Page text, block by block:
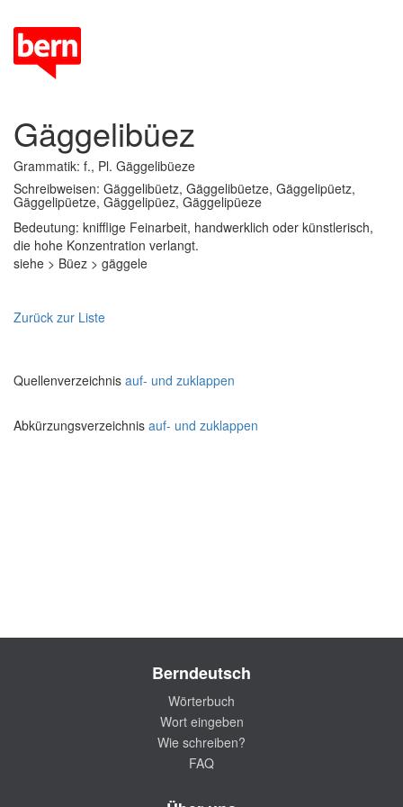
Gäggelibüez
Grammatik: f., Pl. Gäggelibüeze
Schreibweisen: Gäggelibüetz, Gäggelibüetze, Gäggelipüetz,
Gäggelipüetze, Gäggelipüez, Gäggelipüeze
Bedeutung: knifflige Feinarbeit, handwerklich oder künstlerisch,
die hohe Konzentration verlangt.
siehe > Büez > gäggele
Zurück zur Liste
Quellenverzeichnis auf- und zuklappen
Abkürzungsverzeichnis auf- und zuklappen
Berndeutsch
Wörterbuch
Wort eingeben
Wie schreiben?
FAQ